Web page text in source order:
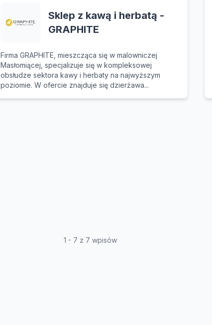
Sklep z kawą i herbatą -
GRAPHITE
Firma GRAPHITE, mieszcząca się w malowniczej
Masłomiącej, specjalizuje się w kompleksowej
obsłudze sektora kawy i herbaty na najwyższym
poziomie. W ofercie znajduje się dzierżawa...
1 - 7 z 7 wpisów